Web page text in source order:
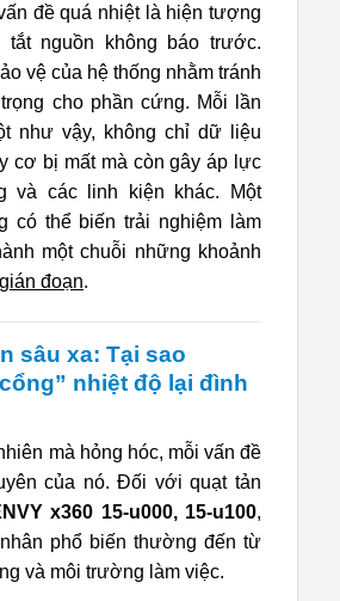
đề quá nhiệt là hiện tượng
tắt nguồn không báo trước.
vệ của hệ thống nhằm tránh
cho phần cứng. Mỗi lần
như vậy, không chỉ dữ liệu
cơ bị mất mà còn gây áp lực
và các linh kiện khác. Một
có thể biến trải nghiệm làm
một chuỗi những khoảnh
đoạn.
sâu xa: Tại sao
nhiệt độ lại đình
mà hỏng hóc, mỗi vấn đề
của nó. Đối với quạt tản
x360 15-u000, 15-u100,
phổ biến thường đến từ
và môi trường làm việc.